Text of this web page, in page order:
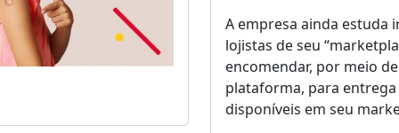
A empresa ainda estuda
lojistas de seu
encomendar, por meio
plataforma, para
disponíveis em seu